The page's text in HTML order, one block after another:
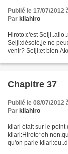
Publié le 17/07/2012
Par kilahiro
Hiroto:c'est
Seiji:désolé,je ne
venir? Seiji:et bien
Chapitre 37
Publié le 08/07/2012
Par kilahiro
kilari était sur le point
kilari:Hiroto*oh
qu'on parle